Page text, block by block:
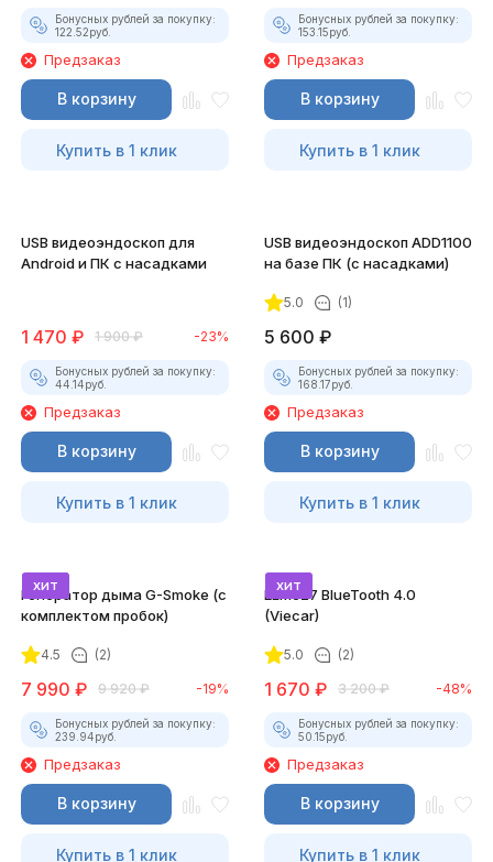
Бонусных рублей за покупку:
122.52руб.
Предзаказ
В корзину
Купить в 1 клик
Бонусных рублей за покупку:
153.15руб.
Предзаказ
В корзину
Купить в 1 клик
USB видеоэндоскоп для
Android и ПК с насадками
1 470 ₽ 1 900 ₽ -23%
Бонусных рублей за покупку:
44.14руб.
Предзаказ
В корзину
Купить в 1 клик
USB видеоэндоскоп ADD1100
на базе ПК (с насадками)
5.0 (1)
5 600 ₽
Бонусных рублей за покупку:
168.17руб.
Предзаказ
В корзину
Купить в 1 клик
хит
Генератор дыма G-Smoke (c
комплектом пробок)
4.5 (2)
7 990 ₽ 9 920 ₽ -19%
Бонусных рублей за покупку:
239.94руб.
Предзаказ
В корзину
Купить в 1 клик
хит
ELM327 BlueTooth 4.0
(Viecar)
5.0 (2)
1 670 ₽ 3 200 ₽ -48%
Бонусных рублей за покупку:
50.15руб.
Предзаказ
В корзину
Купить в 1 клик